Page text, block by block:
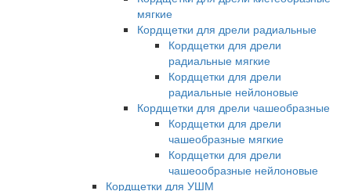
мягкие
Кордщетки для дрели радиальные
Кордщетки для дрели
радиальные мягкие
Кордщетки для дрели
радиальные нейлоновые
Кордщетки для дрели чашеобразные
Кордщетки для дрели
чашеобразные мягкие
Кордщетки для дрели
чашеообразные нейлоновые
Кордщетки для УШМ